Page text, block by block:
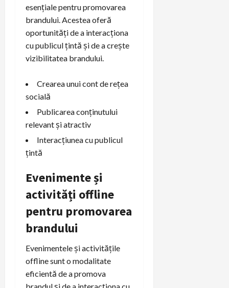
esențiale pentru promovarea
brandului. Acestea oferă
oportunități de a interacționa
cu publicul țintă și de a crește
vizibilitatea brandului.
Crearea unui cont de rețea
socială
Publicarea conținutului
relevant și atractiv
Interacțiunea cu publicul
țintă
Evenimente și
activități offline
pentru promovarea
brandului
Evenimentele și activitățile
offline sunt o modalitate
eficientă de a promova